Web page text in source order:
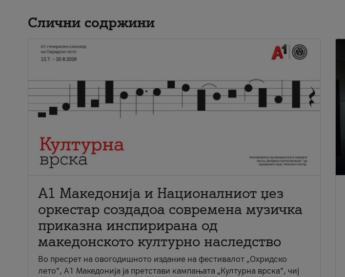
Слични содржини
А1 Македонија и Националниот џез
оркестар создадоа современа музичка
приказна инспирирана од
македонското културно наследство
Во пресрет на овогодишното издание на фестивалот „Охридско
лето“, А1 Македонија ја претстави кампањата „Културна врска“, чиј